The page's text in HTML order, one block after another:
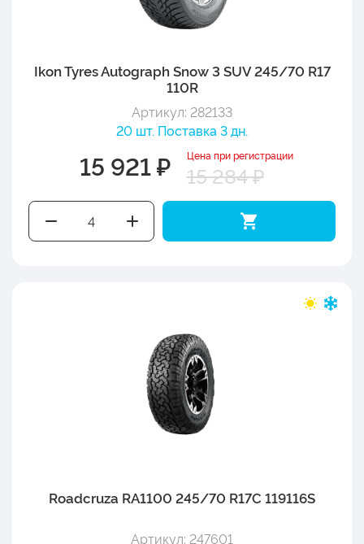
Ikon Tyres Autograph Snow 3 SUV 245/70 R17
110R
Артикул: 282133
20 шт. Поставка 3 дн.
15 921 ₽ Цена при регистрации
15 284 ₽
Roadcruza RA1100 245/70 R17C 119116S
Артикул: 247601